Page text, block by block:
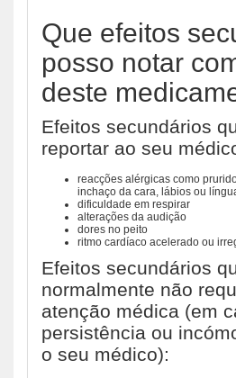
Que efeitos
posso notar
deste
Efeitos secundários
reportar ao seu
reacções alérgicas como
inchaço da cara, lábios ou
dificuldade em respirar
alterações da audição
dores no peito
ritmo cardíaco acelerado ou
Efeitos secundários
normalmente não
atenção médica (em
persistência ou
o seu médico):